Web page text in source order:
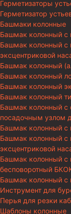
Герметизаторы
Герметизатор
Башмаки колонные
Башмак колонный
Башмак колонный
эксцентриковой
Башмак колонный
Башмак колонный
Башмак колонный
Башмак колонный
Башмак колонный с
посадочным узлом
Башмак колонный
Башмак колонный с
эксцентриковой
Башмак колонный
бесповоротный
Башмак колонный
Инструмент для
Перья для резки
Шаблоны колонные